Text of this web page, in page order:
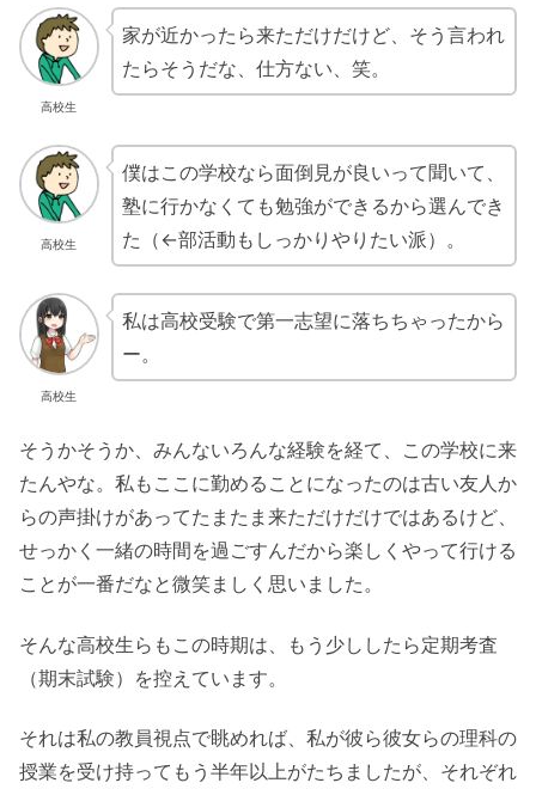
高校生
家が近かったら来ただけだけど、そう言われ
たらそうだな、仕方ない、笑。
高校生
僕はこの学校なら面倒見が良いって聞いて、
塾に行かなくても勉強ができるから選んでき
た（←部活動もしっかりやりたい派）。
高校生
私は高校受験で第一志望に落ちちゃったから
ー。
そうかそうか、みんないろんな経験を経て、この学校に来
たんやな。私もここに勤めることになったのは古い友人か
らの声掛けがあってたまたま来ただけだけではあるけど、
せっかく一緒の時間を過ごすんだから楽しくやって行ける
ことが一番だなと微笑ましく思いました。
そんな高校生らもこの時期は、もう少ししたら定期考査
（期末試験）を控えています。
それは私の教員視点で眺めれば、私が彼ら彼女らの理科の
授業を受け持ってもう半年以上がたちましたが、それぞれ